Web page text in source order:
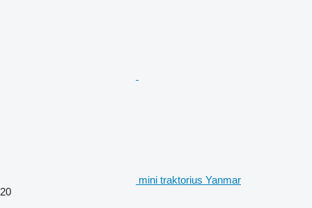
mini traktorius Yanmar
20